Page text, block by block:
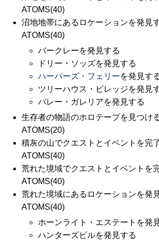
ATOMS(40)
沼地地帯にあるロケーションを発見
ATOMS(40)
バークレーを発見する
ドリー・ソッズを発見する
ハーパーズ・フェリーを発見す
ツリーハウス・ビレッジを発見
バレー・ガレリアを発見する
生存者の物語のホロテープを見つけ
ATOMS(20)
積灰の山でクエストとイベントを完
ATOMS(40)
荒れた境域でクエストとイベントを
ATOMS(40)
荒れた境域にあるロケーションを発
ATOMS(40)
ホーンライト・エステートを発
ハンターズビルを発見する